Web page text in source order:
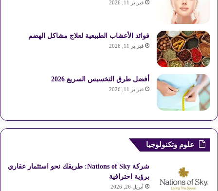
فبراير 11, 2026
فوائد الأعشاب الطبيعية لعلاج مشاكل الهضم
فبراير 11, 2026
أفضل طرق التخسيس السريع 2026
فبراير 11, 2026
علوم وتكنولوجيا
شركة Nations of Sky: طريقك نحو استثمار عقاري
برؤية احترافية
أبريل 26, 2026